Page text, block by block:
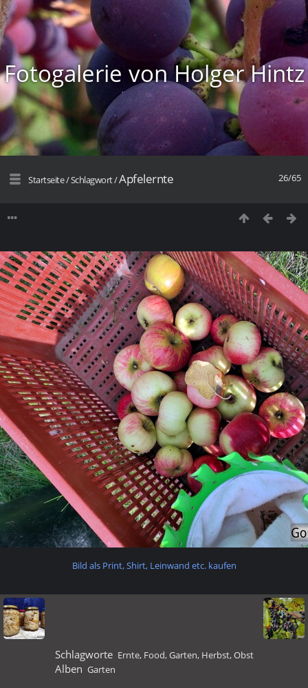
Fotogalerie von Holger Hintz
26/65
Startseite/Schlagwort/Apfelernte
Bild als Print, Shirt, Leinwand etc. kaufen
Schlagworte Ernte, Food,Garten, Herbst,Obst
Alben Garten